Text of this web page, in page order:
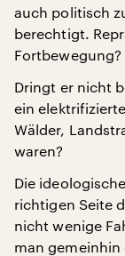
auch politisch
berechtigt.
Fortbewegung?
Dringt er nicht
ein
Wälder,
waren?
Die
richtigen Seite
nicht wenige
man gemeinhin